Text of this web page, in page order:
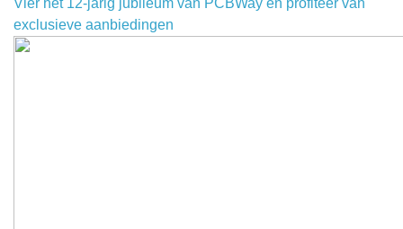
Vier het 12-jarig jubileum van PCBWay en profiteer van
exclusieve aanbiedingen